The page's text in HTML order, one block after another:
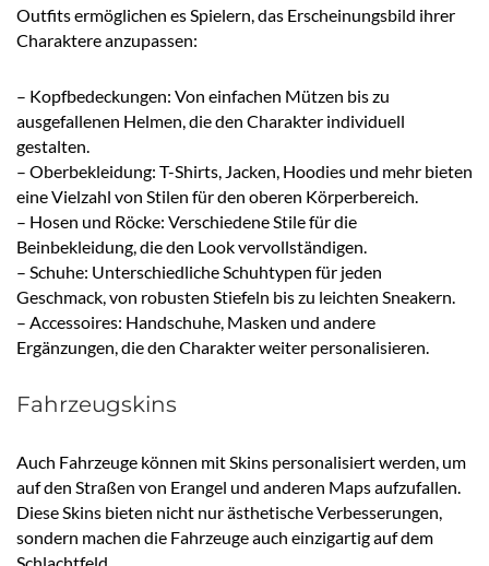
Outfits ermöglichen es Spielern, das Erscheinungsbild ihrer
Charaktere anzupassen:
– Kopfbedeckungen: Von einfachen Mützen bis zu
ausgefallenen Helmen, die den Charakter individuell
gestalten.
– Oberbekleidung: T-Shirts, Jacken, Hoodies und mehr bieten
eine Vielzahl von Stilen für den oberen Körperbereich.
– Hosen und Röcke: Verschiedene Stile für die
Beinbekleidung, die den Look vervollständigen.
– Schuhe: Unterschiedliche Schuhtypen für jeden
Geschmack, von robusten Stiefeln bis zu leichten Sneakern.
– Accessoires: Handschuhe, Masken und andere
Ergänzungen, die den Charakter weiter personalisieren.
Fahrzeugskins
Auch Fahrzeuge können mit Skins personalisiert werden, um
auf den Straßen von Erangel und anderen Maps aufzufallen.
Diese Skins bieten nicht nur ästhetische Verbesserungen,
sondern machen die Fahrzeuge auch einzigartig auf dem